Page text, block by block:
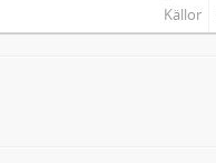
Källor